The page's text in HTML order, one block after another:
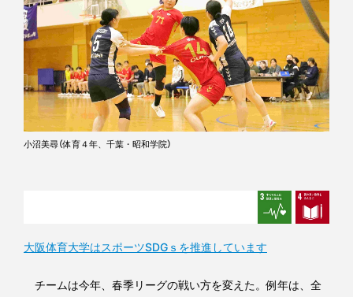
小沼美尋（体育４年、千葉・昭和学院）
大阪体育大学はスポーツSDGｓを推進しています
チームは今年、春季リーグの戦い方を変えた。例年は、全